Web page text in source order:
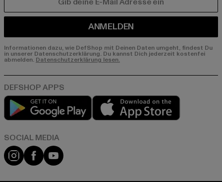
ANMELDEN
Informationen dazu, wie DefShop mit Deinen Daten umgeht, findest Du
in unserer Datenschutzerklärung. Du kannst Dich jederzeit kostenfei
abmelden. Datenschutzerklärung lesen.
Play market
Instagram
FacebookYouTube